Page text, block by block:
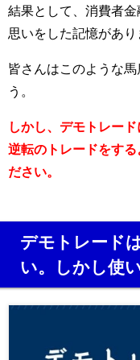
結果として、消費者
思いをした記憶があり
皆さんはこのような
う。
しかし、デモトレー
逆転のトレードをす
ださい。
デモトレード
い。しかし使